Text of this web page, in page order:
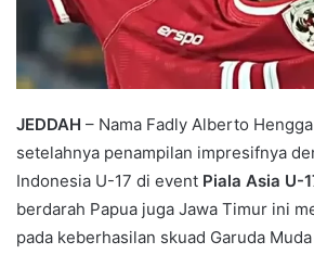
JEDDAH – Nama Fadly Alberto
setelahnya penampilan impresifnya
Indonesia U-17 di event Piala Asia U-
berdarah Papua juga Jawa Timur ini
pada keberhasilan skuad Garuda